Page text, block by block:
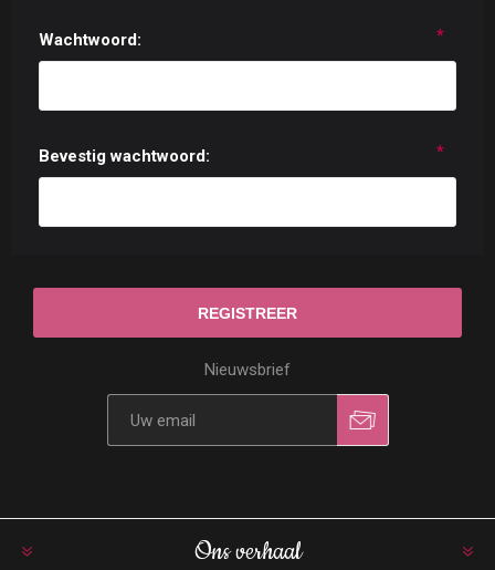
Wachtwoord: *
Bevestig wachtwoord: *
Nieuwsbrief
Ons verhaal